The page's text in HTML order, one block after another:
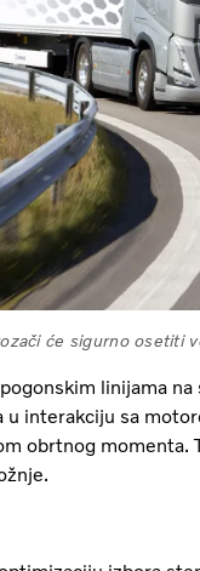
će sigurno osetiti
linijama
interakciju sa
obrtnog momenta.